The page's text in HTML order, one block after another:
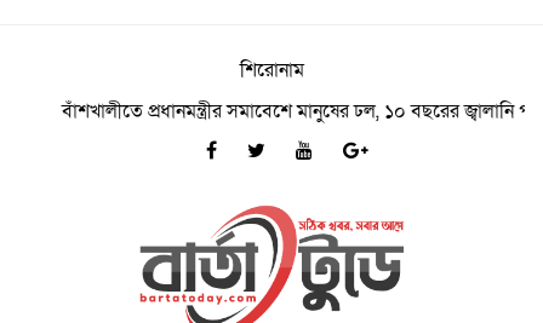
শিরোনাম
বাঁশখালীতে প্রধানমন্ত্রীর সমাবেশে মানুষের ঢল, ১০ বছরের জ্বালানি